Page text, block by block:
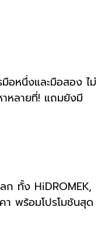
อหนึ่งและมือสอง ไม่
หลายที่! แถมยังมี
ก ทั้ง HiDROMEK,
า พร้อมโปรโมชันสุด